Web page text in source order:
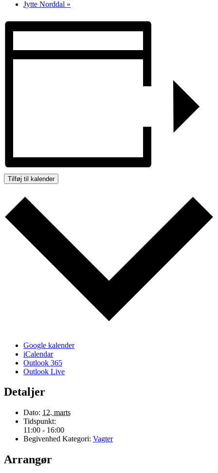
Jytte Norddal »
Tilføj til kalender
Google kalender
iCalendar
Outlook 365
Outlook Live
Detaljer
Dato: 12. marts
Tidspunkt:
11:00 - 16:00
Begivenhed Kategori: Vagter
Arrangør